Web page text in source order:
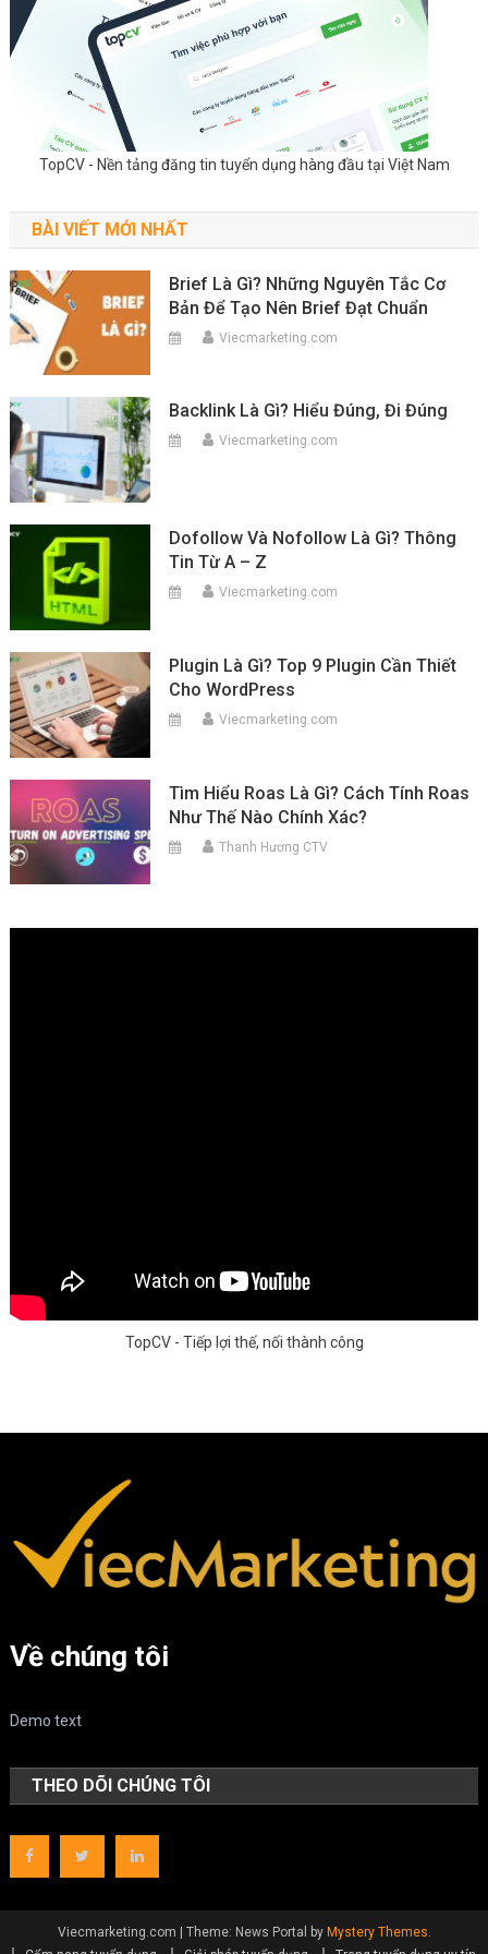
TopCV - Nền tảng đăng tin tuyển dụng hàng đầu tại Việt Nam
BÀI VIẾT MỚI NHẤT
Brief Là Gì? Những Nguyên Tắc Cơ
Bản Để Tạo Nên Brief Đạt Chuẩn
Viecmarketing.com
Backlink Là Gì? Hiểu Đúng, Đi Đúng
Viecmarketing.com
Dofollow Và Nofollow Là Gì? Thông
Tin Từ A – Z
Viecmarketing.com
Plugin Là Gì? Top 9 Plugin Cần Thiết
Cho WordPress
Viecmarketing.com
Tìm Hiểu Roas Là Gì? Cách Tính Roas
Như Thế Nào Chính Xác?
Thanh Hương CTV
TopCV - Tiếp lợi thế, nối thành công
Về chúng tôi
Demo text
THEO DÕI CHÚNG TÔI
Viecmarketing.com Theme: News Portal by Mystery Themes.